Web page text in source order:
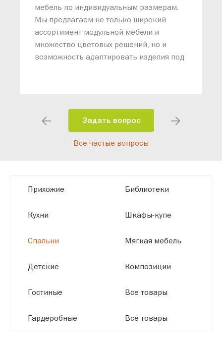
мебель по индивидуальным размерам.
Мы предлагаем не только широкий
ассортимент модульной мебели и
множество цветовых решений, но и
возможность адаптировать изделия под
помещения и личные пожелания.
Благодаря современному
высокотехнологичному оборудованию
размерам.
Задать вопрос
Все частые вопросы
Прихожие
Кухни
Спальни
Детские
Гостиные
Гардеробные
Библиотеки
Шкафы-купе
Мягкая мебель
Композиции
Все товары
Все товары